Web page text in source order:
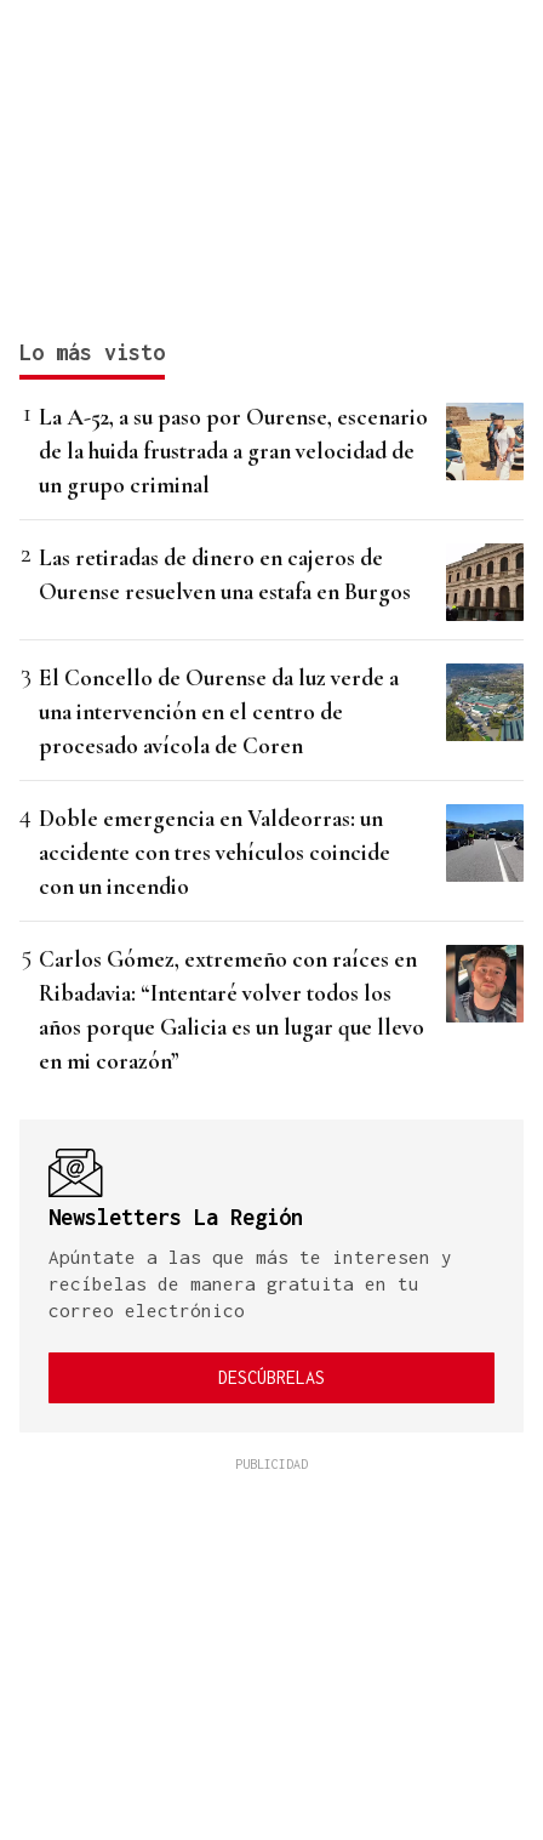
Lo más visto
La A-52, a su paso por Ourense, escenario
de la huida frustrada a gran velocidad de
un grupo criminal
Las retiradas de dinero en cajeros de
Ourense resuelven una estafa en Burgos
El Concello de Ourense da luz verde a
una intervención en el centro de
procesado avícola de Coren
Doble emergencia en Valdeorras: un
accidente con tres vehículos coincide
con un incendio
Carlos Gómez, extremeño con raíces en
Ribadavia: “Intentaré volver todos los
años porque Galicia es un lugar que llevo
en mi corazón”
Newsletters La Región
Apúntate a las que más te interesen y
recíbelas de manera gratuita en tu
correo electrónico
DESCÚBRELAS